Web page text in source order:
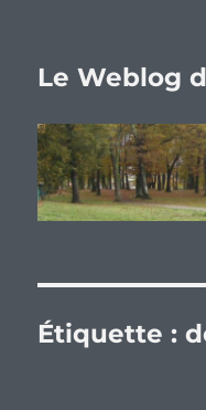
Le Weblog
Étiquette :